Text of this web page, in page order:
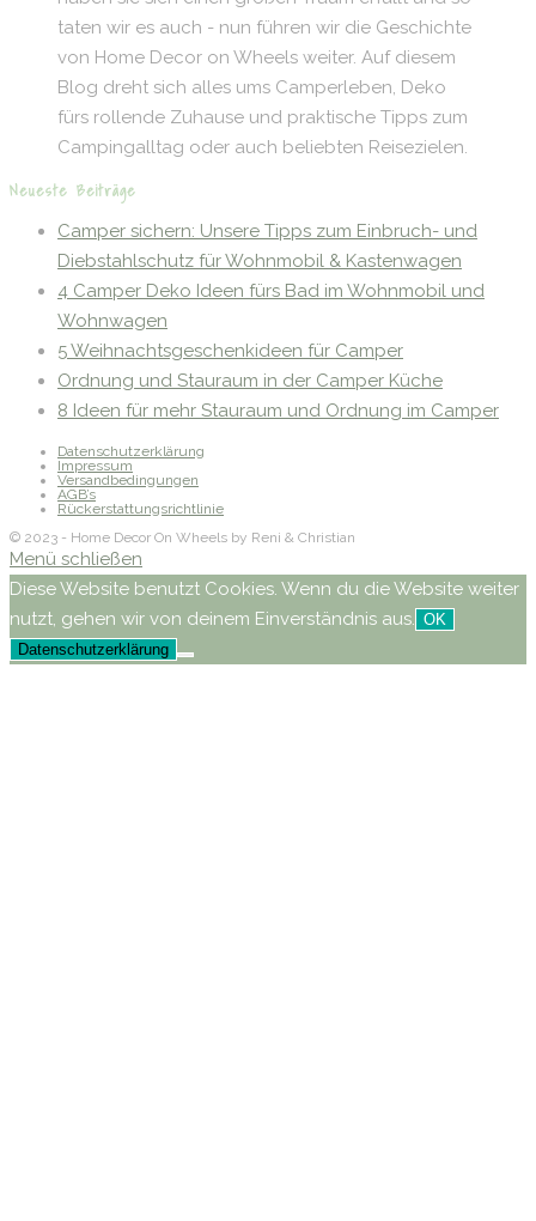
taten wir es auch - nun führen wir die Geschichte
von Home Decor on Wheels weiter. Auf diesem
Blog dreht sich alles ums Camperleben, Deko
fürs rollende Zuhause und praktische Tipps zum
Campingalltag oder auch beliebten Reisezielen.
Neueste Beiträge
Camper sichern: Unsere Tipps zum Einbruch- und
Diebstahlschutz für Wohnmobil & Kastenwagen
4 Camper Deko Ideen fürs Bad im Wohnmobil und
Wohnwagen
5 Weihnachtsgeschenkideen für Camper
Ordnung und Stauraum in der Camper Küche
8 Ideen für mehr Stauraum und Ordnung im Camper
Datenschutzerklärung
Impressum
Versandbedingungen
AGB’s
Rückerstattungsrichtlinie
© 2023 - Home Decor On Wheels by Reni & Christian
Menü schließen
Diese Website benutzt Cookies. Wenn du die Website weiter
nutzt, gehen wir von deinem Einverständnis aus. OK
Datenschutzerklärung